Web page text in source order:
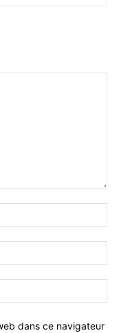
dans ce navigateur